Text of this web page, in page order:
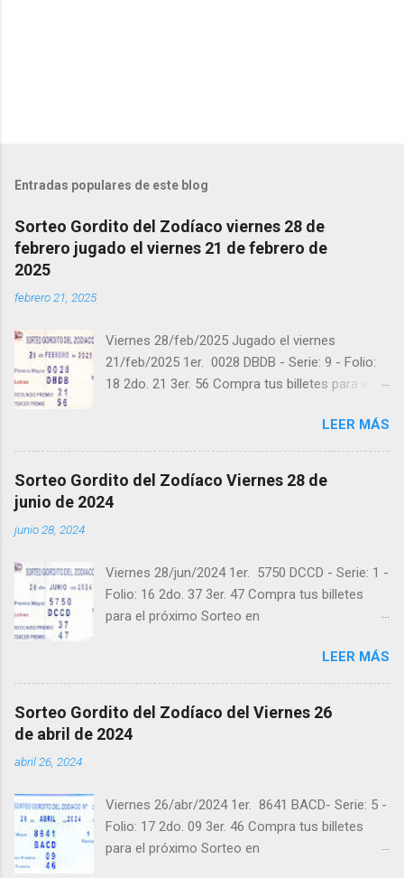
Entradas populares de este blog
Sorteo Gordito del Zodíaco viernes 28 de
febrero jugado el viernes 21 de febrero de
2025
febrero 21, 2025
Viernes 28/feb/2025 Jugado el viernes
21/feb/2025 1er. 0028 DBDB - Serie: 9 - Folio:
18 2do. 21 3er. 56 Compra tus billetes para el
instagram.com/balotas_panama - En Twitter:
@balotas y Facebook: facebook.com/balotas
Pruebe su suerte en las mejores loterías
"Buena Suerte" para el próximo sorteo,
recuerden visitarnos en balotas.com para
conocer los datos que le ayudaran a ganar y
LEER MÁS
Sorteo Gordito del Zodíaco Viernes 28 de
junio de 2024
junio 28, 2024
Viernes 28/jun/2024 1er. 5750 DCCD - Serie: 1 -
Folio: 16 2do. 37 3er. 47 Compra tus billetes
para el próximo Sorteo en
Instagram: instagram.com/balotas_panama -
En Twitter: @balotas y Facebook:
facebook.com/balotas Pruebe su suerte en las
mejores loterías millonarias y de una forma
próximo sorteo, recuerden visitarnos en
balotas.com para conocer los datos que le
ayudaran a ganar y ver los sorteos que se le
LEER MÁS
Sorteo Gordito del Zodíaco del Viernes 26
de abril de 2024
abril 26, 2024
Viernes 26/abr/2024 1er. 8641 BACD- Serie: 5 -
Folio: 17 2do. 09 3er. 46 Compra tus billetes
para el próximo Sorteo en